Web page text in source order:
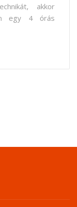
akkor
egy 4 órás